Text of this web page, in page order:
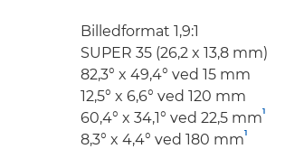
Billedformat 1,9:1
SUPER 35 (26,2 x 13,8 mm)
82,3° x 49,4° ved 15 mm
12,5° x 6,6° ved 120 mm
60,4° x 34,1° ved 22,5 mm1
8,3° x 4,4° ved 180 mm1